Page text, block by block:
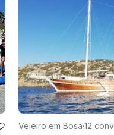
Veleiro em Bosa·12